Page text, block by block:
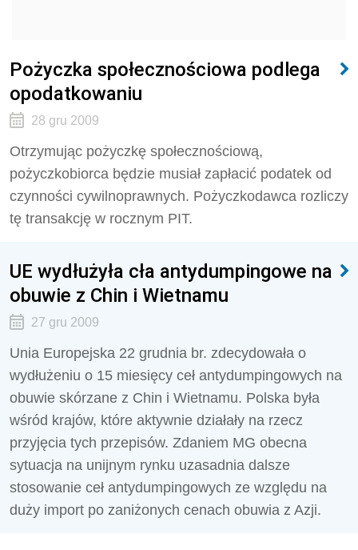
Pożyczka społecznościowa podlega
opodatkowaniu
28 gru 2009
Otrzymując pożyczkę społecznościową,
pożyczkobiorca będzie musiał zapłacić podatek od
czynności cywilnoprawnych. Pożyczkodawca rozliczy
tę transakcję w rocznym PIT.
UE wydłużyła cła antydumpingowe na
obuwie z Chin i Wietnamu
27 gru 2009
Unia Europejska 22 grudnia br. zdecydowała o
wydłużeniu o 15 miesięcy ceł antydumpingowych na
obuwie skórzane z Chin i Wietnamu. Polska była
wśród krajów, które aktywnie działały na rzecz
przyjęcia tych przepisów. Zdaniem MG obecna
sytuacja na unijnym rynku uzasadnia dalsze
stosowanie ceł antydumpingowych ze względu na
duży import po zaniżonych cenach obuwia z Azji.